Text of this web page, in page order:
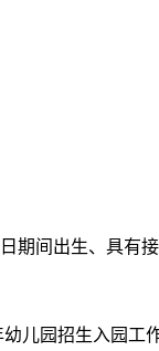
期间出生、具有
园招生入园工